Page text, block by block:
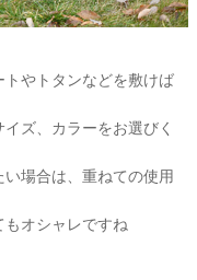
やトタンなどを敷けば
ズ、カラーをお選びく
場合は、重ねての使用
オシャレですね